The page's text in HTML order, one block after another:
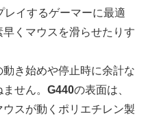
レイするゲーマーに最適
くマウスを滑らせたりす
き始めや停止時に余計な
せん。 G440の表面は、
スが動くポリエチレン製